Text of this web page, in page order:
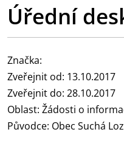
Úřední
Značka:
Zveřejnit od: 13.10.2017
Zveřejnit do: 28.10.2017
Oblast: Žádosti o
Původce: Obec Suchá Loz